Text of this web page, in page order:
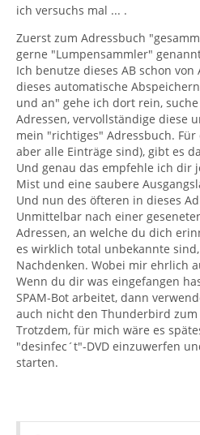
ich versuchs mal ... .
Zuerst zum Adressbuch
gerne "Lumpensammler"
Ich benutze dieses AB schon von
dieses automatische
und an" gehe ich dort rein,
Adressen, vervollständige diese
mein "richtiges" Adressbuch. Für
aber alle Einträge sind), gibt es
Und genau das empfehle ich dir
Mist und eine saubere
Und nun des öfteren in dieses
Unmittelbar nach einer
Adressen, an welche du dich
es wirklich total unbekannte
Nachdenken. Wobei mir ehrlich
Wenn du dir was eingefangen
SPAM-Bot arbeitet, dann
auch nicht den Thunderbird zum
Trotzdem, für mich wäre es
"desinfec´t"-DVD einzuwerfen
starten.